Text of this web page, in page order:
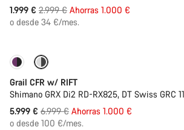
1.999 € Precio
original
2.999 € Ahorras 1.000 €
o desde 34 €/mes.
-14%
Grail CFR w/ RIFT
Shimano GRX Di2 RD-RX825, DT Swiss GRC
5.999 € Precio
original
6.999 € Ahorras 1.000 €
o desde 100 €/mes.